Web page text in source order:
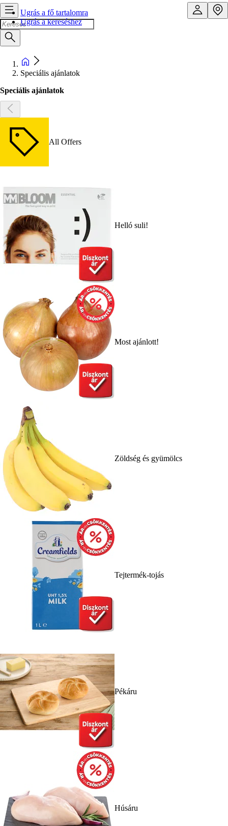
Ugrás a fő tartalomra
Ugrás a kereséshez
Speciális ajánlatok
Speciális ajánlatok
All Offers
Helló suli!
Most ajánlott!
Zöldség és gyümölcs
Tejtermék-tojás
Pékáru
Húsáru